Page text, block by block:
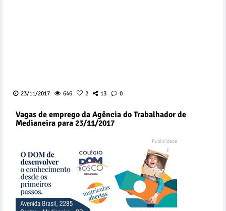
23/11/2017 646 2 13 0
Vagas de emprego da Agência do Trabalhador de
Medianeira para 23/11/2017